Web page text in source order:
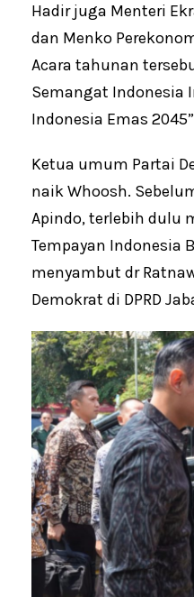
Hadir juga Menteri
dan Menko
Acara tahunan
Semangat Indonesia
Indonesia Emas
Ketua umum Partai
naik Whoosh.
Apindo, terlebih dulu
Tempayan Indonesia
menyambut dr
Demokrat di DPRD